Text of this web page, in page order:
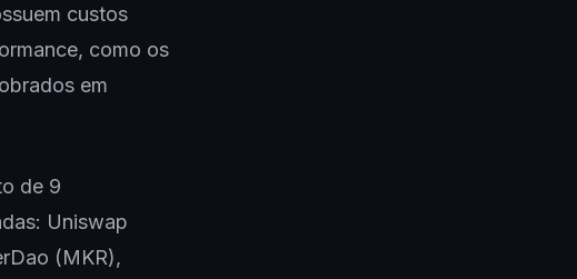
custos
como os
em
de 9
Uniswap
(MKR),